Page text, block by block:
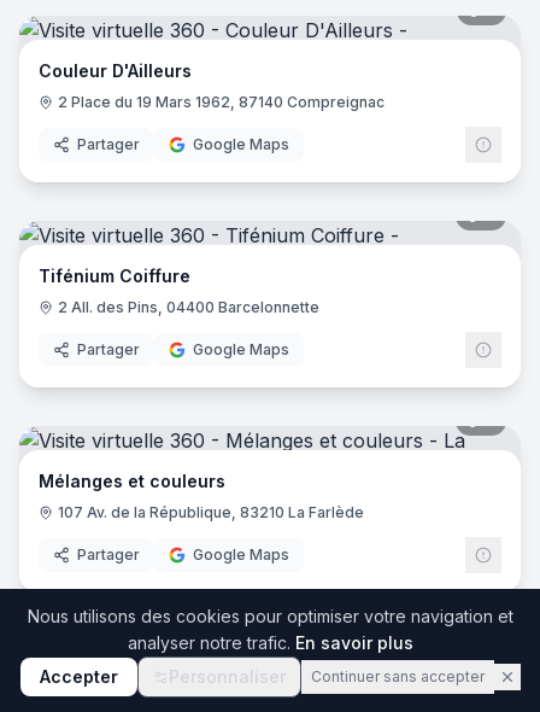
Couleur D'Ailleurs
2 Place du 19 Mars 1962, 87140 Compreignac
Partager Google Maps
Tifénium Coiffure
2 All. des Pins, 04400 Barcelonnette
Partager Google Maps
Mélanges et couleurs
107 Av. de la République, 83210 La Farlède
Partager Google Maps
5
La couleur by Caroline
Nous utilisons des cookies pour optimiser votre navigation et
analyser notre trafic. En savoir plus
Accepter
Personnaliser Continuer sans accepter